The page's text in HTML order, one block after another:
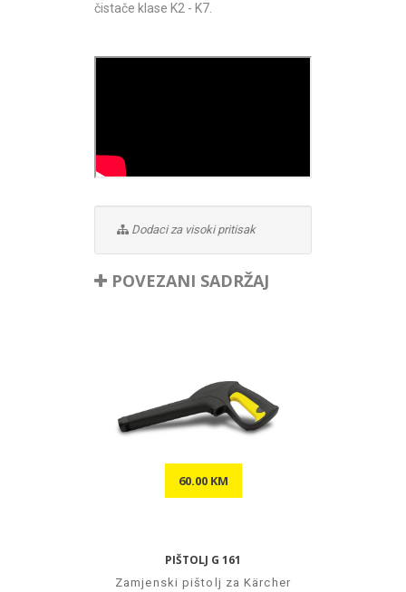
čistače klase K2 - K7.
Dodaci za visoki pritisak
POVEZANI SADRŽAJ
60.00 KM
PIŠTOLJ G 161
Zamjenski pištolj za Kärcher